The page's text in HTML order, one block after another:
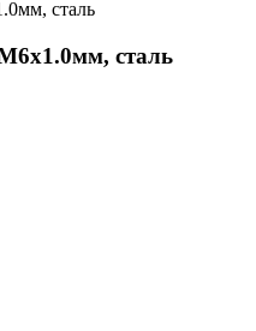
сталь